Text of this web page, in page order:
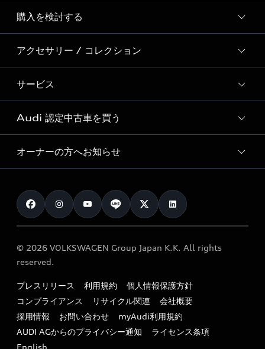
Story of Progress
Audi Sport
Formula 1®
デジタルサービス
ディーラー検索
新車在庫検索
試乗車・展示車検索
見積り依頼
試乗予約
購入を検討する
モデル一覧
特別仕様モデル / 限定モデル
e-tronラインアップ
価格シミュレーション
車両比較
カタログ一覧
アクセサリー / コレクション
純正アクセサリー
オンラインショップ
Audi collection
アウディナビアプリ
サービス
サービス入庫予約
サービスプログラム
メンテナンス
車検 / 定期点検
e-tronアフターサポート
myAudi
Audi 認定中古車を買う
Audi認定中古車
クオリティ
保証
メンテナンス
ファイナンス
キャンペーン / イベント
買取査定
オーナーの方へお知らせ
お知らせ
オーナー様向けキャンペーン
特定整備適用車一覧
リサイクル法
よくある質問（FAQ）
© 2026 VOLKSWAGEN Group Japan K.K. All rights
reserved.
プレスリリース 利用規約
個人情報保護方針
コンプライアンス
リサイクル関連
会社概要
採用情報
お問い合わせ
myAudi利用規約
AUDI AGからのプライバシー通知
ライセンス条項
English